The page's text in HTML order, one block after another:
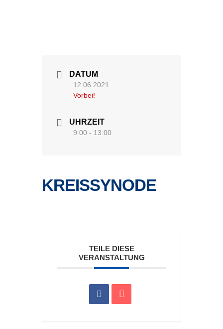
DATUM
12.06.2021
Vorbei!
UHRZEIT
9:00 - 13:00
KREISSYNODE
TEILE DIESE
VERANSTALTUNG